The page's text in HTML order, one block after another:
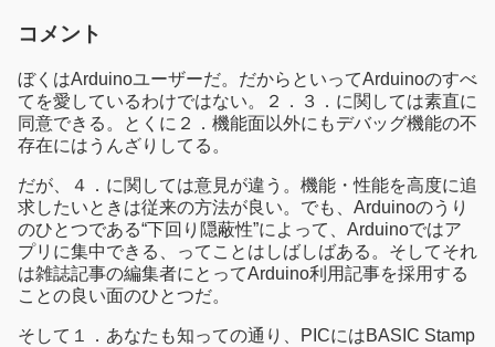
コメント
ぼくはArduinoユーザーだ。だからといってArduinoのすべ
てを愛しているわけではない。２．３．に関しては素直に
同意できる。とくに２．機能面以外にもデバッグ機能の不
存在にはうんざりしてる。
だが、４．に関しては意見が違う。機能・性能を高度に追
求したいときは従来の方法が良い。でも、Arduinoのうり
のひとつである“下回り隠蔽性”によって、Arduinoではア
プリに集中できる、ってことはしばしばある。そしてそれ
は雑誌記事の編集者にとってArduino利用記事を採用する
ことの良い面のひとつだ。
そして１．あなたも知っての通り、PICにはBASIC Stamp